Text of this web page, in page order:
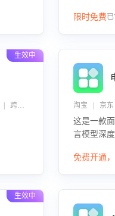
限时免费
生效中
京东 | 快手 | 抖音 | 淘宝 | 小红书 | 得物 | 企业微信 | 跨平台 淘宝 | 京
这是一款
言模型深
改进建议
免费开通
生效中